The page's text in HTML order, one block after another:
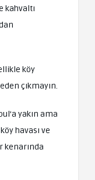
kahvaltı
köy
çıkmayın.
yakın ama
havası ve
kenarında